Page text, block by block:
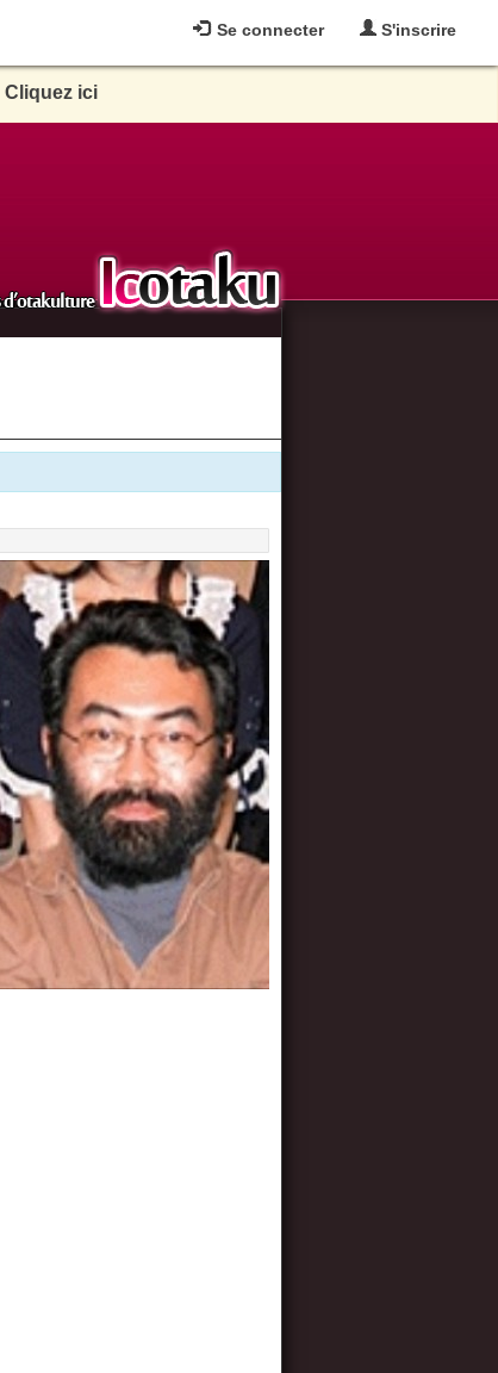
Se connecter S'inscrire
Cliquez ici